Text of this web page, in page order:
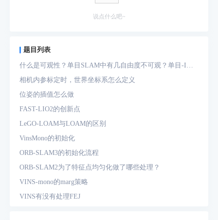
说点什么吧~
题目列表
什么是可观性？单目SLAM中有几自由度不可观？单目-IMU
系统中有几自由度不可观？
相机内参标定时，世界坐标系怎么定义
位姿的插值怎么做
FAST-LIO2的创新点
LeGO-LOAM与LOAM的区别
VinsMono的初始化
ORB-SLAM3的初始化流程
ORB-SLAM2为了特征点均匀化做了哪些处理？
VINS-mono的marg策略
VINS有没有处理FEJ